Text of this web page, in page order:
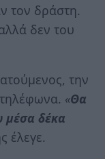
τον δράστη.
δεν του
την
«Θα
δέκα
έλεγε.